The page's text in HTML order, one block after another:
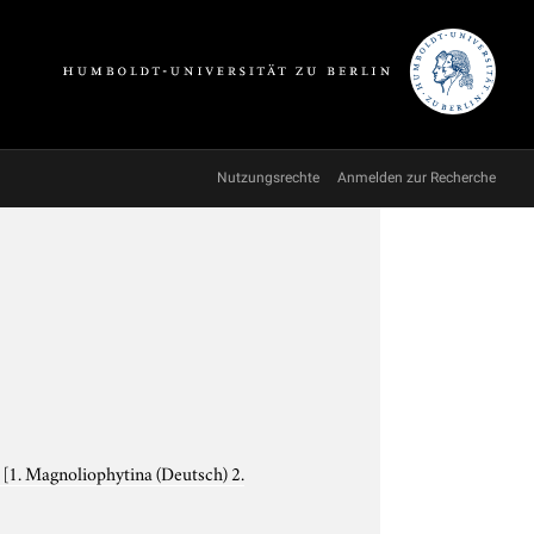
Nutzungsrechte Anmelden zur Recherche
[1. Magnoliophytina (Deutsch) 2.